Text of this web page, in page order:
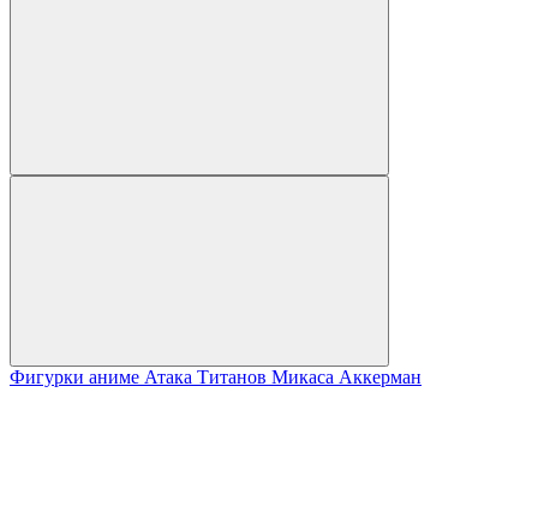
Фигурки аниме Атака Титанов Микаса Аккерман